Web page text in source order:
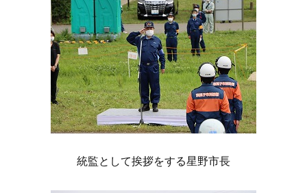
統監として挨拶をする星野市長